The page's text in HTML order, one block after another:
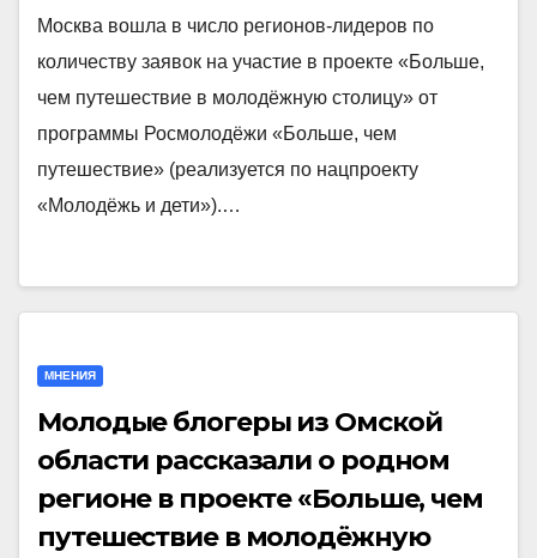
Москва вошла в число регионов-лидеров по
количеству заявок на участие в проекте «Больше,
чем путешествие в молодёжную столицу» от
программы Росмолодёжи «Больше, чем
путешествие» (реализуется по нацпроекту
«Молодёжь и дети»).…
МНЕНИЯ
Молодые блогеры из Омской
области рассказали о родном
регионе в проекте «Больше, чем
путешествие в молодёжную